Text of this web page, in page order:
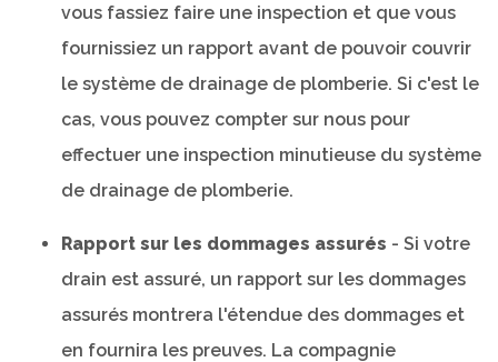
vous fassiez faire une inspection et que vous
fournissiez un rapport avant de pouvoir couvrir
le système de drainage de plomberie. Si c'est le
cas, vous pouvez compter sur nous pour
effectuer une inspection minutieuse du système
de drainage de plomberie.
Rapport sur les dommages assurés - Si votre
drain est assuré, un rapport sur les dommages
assurés montrera l'étendue des dommages et
en fournira les preuves. La compagnie